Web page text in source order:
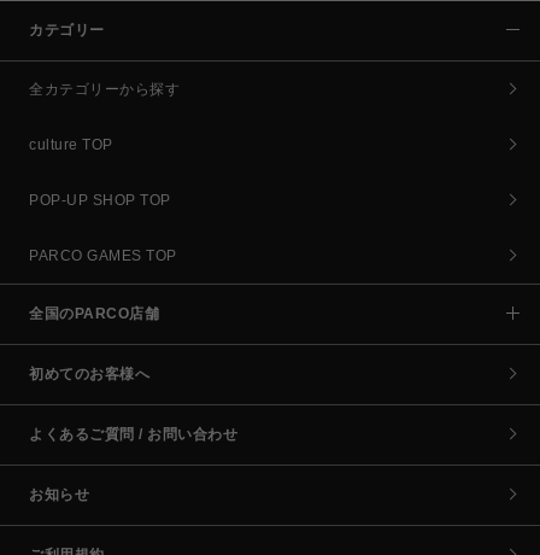
カテゴリー
全カテゴリーから探す
culture TOP
POP-UP SHOP TOP
PARCO GAMES TOP
全国のPARCO店舗
初めてのお客様へ
よくあるご質問 / お問い合わせ
お知らせ